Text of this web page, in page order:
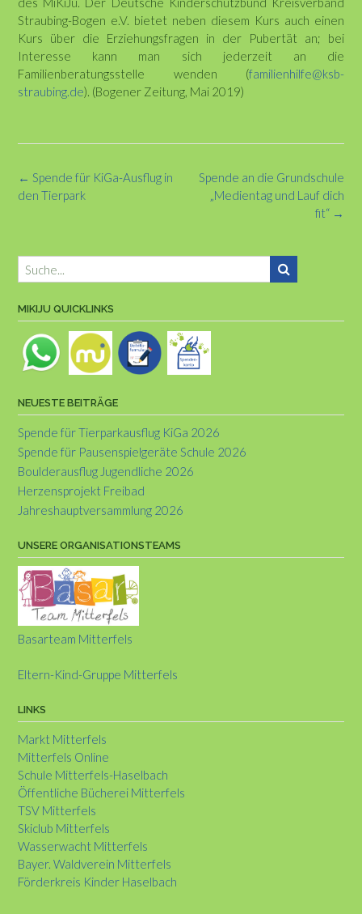
Straubing-Bogen e.V. bietet neben diesem Kurs auch einen
Kurs über die Erziehungsfragen in der Pubertät an; bei
Interesse kann man sich jederzeit an die
Familienberatungsstelle wenden (familienhilfe@ksb-
straubing.de). (Bogener Zeitung, Mai 2019)
Post
navigation
Spende an die Grundschule
„Medientag und Lauf dich
fit“ →
← Spende für KiGa-Ausflug in
den Tierpark
MIKIJU QUICKLINKS
NEUESTE BEITRÄGE
Spende für Tierparkausflug KiGa 2026
Spende für Pausenspielgeräte Schule 2026
Boulderausflug Jugendliche 2026
Herzensprojekt Freibad
Jahreshauptversammlung 2026
UNSERE ORGANISATIONSTEAMS
Basarteam Mitterfels
Eltern-Kind-Gruppe Mitterfels
LINKS
Markt Mitterfels
Mitterfels Online
Schule Mitterfels-Haselbach
Öffentliche Bücherei Mitterfels
TSV Mitterfels
Skiclub Mitterfels
Wasserwacht Mitterfels
Bayer. Waldverein Mitterfels
Förderkreis Kinder Haselbach